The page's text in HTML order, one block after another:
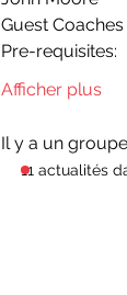
Guest Coaches
Pre-requisites:
Afficher plus
Il y a un
11 actualités